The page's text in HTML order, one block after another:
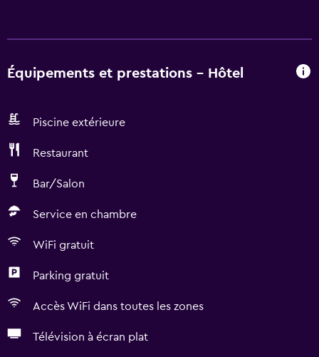
Équipements et prestations - Hôtel
Piscine extérieure
Restaurant
Bar/Salon
Service en chambre
WiFi gratuit
Parking gratuit
Accès WiFi dans toutes les zones
Télévision à écran plat